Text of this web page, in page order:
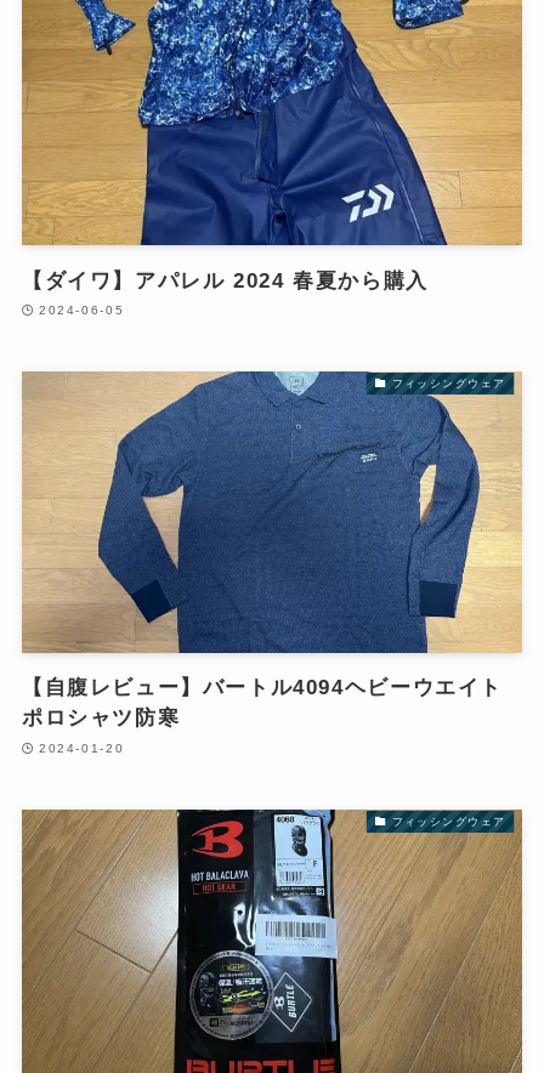
【ダイワ】アパレル 2024 春夏から購入
2024-06-05
フィッシングウェア
【自腹レビュー】バートル4094ヘビーウエイト
ポロシャツ防寒
2024-01-20
フィッシングウェア